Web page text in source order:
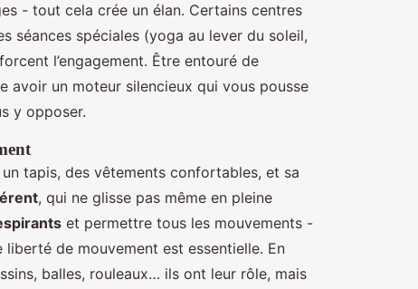
- tout cela crée un élan. Certains centres
séances spéciales (yoga au lever du soleil,
l’engagement. Être entouré de
avoir un moteur silencieux qui vous pousse
y opposer.
tapis, des vêtements confortables, et sa
, qui ne glisse pas même en pleine
et permettre tous les mouvements -
de mouvement est essentielle. En
balles, rouleaux… ils ont leur rôle, mais